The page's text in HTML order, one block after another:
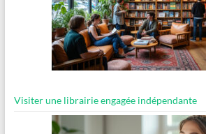
Visiter une librairie engagée indépendante